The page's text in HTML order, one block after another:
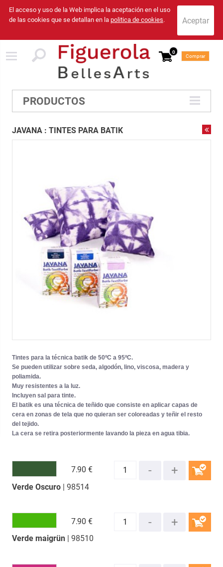
El acceso y uso de la Web implica la aceptación en el uso
de las cookies que se detallan en la politica de cookies.
0
Comprar
PRODUCTOS
JAVANA : TINTES PARA BATIK
Tintes para la técnica batik de 50ºC a 95ºC.
Se pueden utilizar sobre seda, algodón, lino, viscosa, madera y
poliamida.
Muy resistentes a la luz.
Incluyen sal para tinte.
El batik es una técnica de teñido que consiste en aplicar capas de
cera en zonas de tela que no quieran ser coloreadas y teñir el resto
del tejido.
La cera se retira posteriormente lavando la pieza en agua tibia.
Verde Oscuro| 98514
7.90 €
Verde maigrün| 98510
7.90 €